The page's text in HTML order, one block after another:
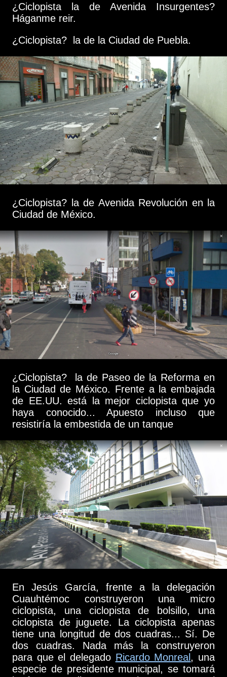
¿Ciclopista la de Avenida Insurgentes?
Háganme reir.
¿Ciclopista? la de la Ciudad de Puebla.
¿Ciclopista? la de Avenida Revolución en la
Ciudad de México.
¿Ciclopista? la de Paseo de la Reforma en
la Ciudad de México. Frente a la embajada
de EE.UU. está la mejor ciclopista que yo
haya conocido... Apuesto incluso que
resistiría la embestida de un tanque
En Jesús García, frente a la delegación
Cuauhtémoc construyeron una micro
ciclopista, una ciclopista de bolsillo, una
ciclopista de juguete. La ciclopista apenas
tiene una longitud de dos cuadras... Sí. De
dos cuadras. Nada más la construyeron
para que el delegado Ricardo Monreal , una
especie de presidente municipal, se tomará